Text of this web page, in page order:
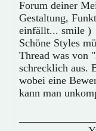
Forum deiner
Gestaltung,
einfällt... smile )
Schöne Styles
Thread was von
schrecklich aus.
wobei eine
kann man